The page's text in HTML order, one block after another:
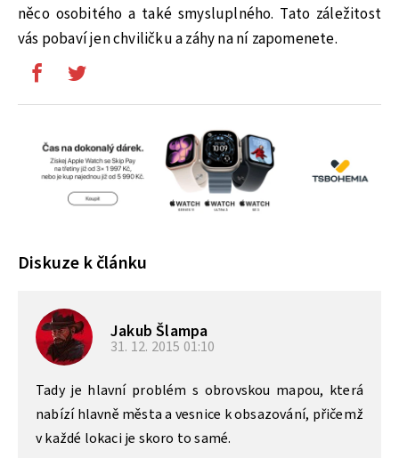
něco osobitého a také smysluplného. Tato záležitost
vás pobaví jen chviličku a záhy na ní zapomenete.
Diskuze k článku
Jakub Šlampa
31. 12. 2015 01:10
Tady je hlavní problém s obrovskou mapou, která
nabízí hlavně města a vesnice k obsazování, přičemž
v každé lokaci je skoro to samé.